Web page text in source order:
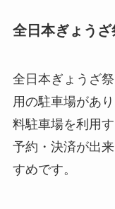
全日本ぎょうざ
全日本ぎょうざ
用の駐車場があ
料駐車場を利用
予約・決済が出
すめです。